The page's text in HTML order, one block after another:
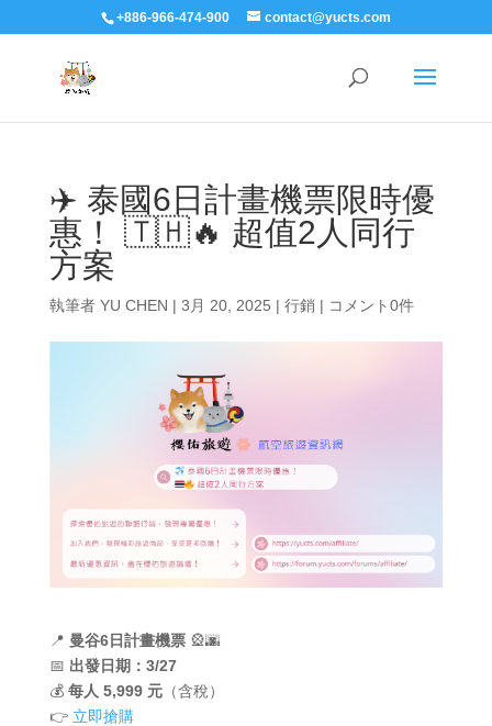
+886-966-474-900 contact@yucts.com
✈️ 泰國6日計畫機票限時優
惠！ 🇹🇭🔥 超值2人同行
方案
執筆者 YU CHEN | 3月 20, 2025 | 行銷| コメント0件
📍 曼谷6日計畫機票🎡🌆
📅 出發日期：3/27
💰 每人 5,999 元（含稅）
👉 立即搶購